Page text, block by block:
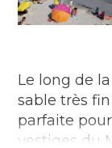
Le long de
sable très
parfaite
vestiges du